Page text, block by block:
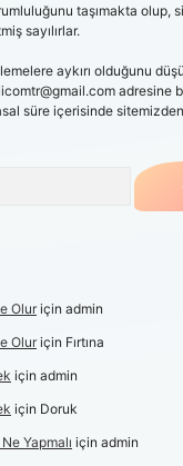
taşımakta olup,
sayılırlar.
aykırı olduğunu
adresine
süre içerisinde sitemizden
Oluriçin admin
Oluriçin Fırtına
için admin
için Doruk
Yapmalı için admin